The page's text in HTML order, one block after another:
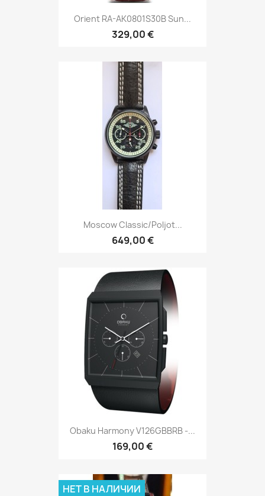
Orient RA-AK0801S30B Sun...
329,00 €
Moscow Classic/Poljot...
649,00 €
Obaku Harmony V126GBBRB -...
169,00 €
НЕТ В НАЛИЧИИ